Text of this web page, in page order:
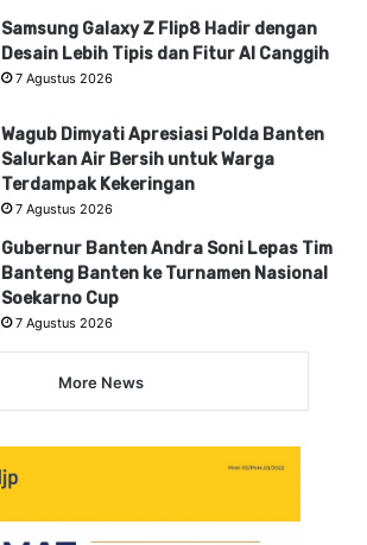
Samsung Galaxy Z Flip8 Hadir dengan
Desain Lebih Tipis dan Fitur AI Canggih
7 Agustus 2026
Wagub Dimyati Apresiasi Polda Banten
Salurkan Air Bersih untuk Warga
Terdampak Kekeringan
7 Agustus 2026
Gubernur Banten Andra Soni Lepas Tim
Banteng Banten ke Turnamen Nasional
Soekarno Cup
7 Agustus 2026
More News